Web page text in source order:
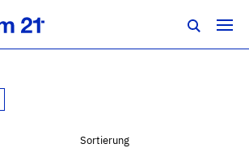
Sortierung